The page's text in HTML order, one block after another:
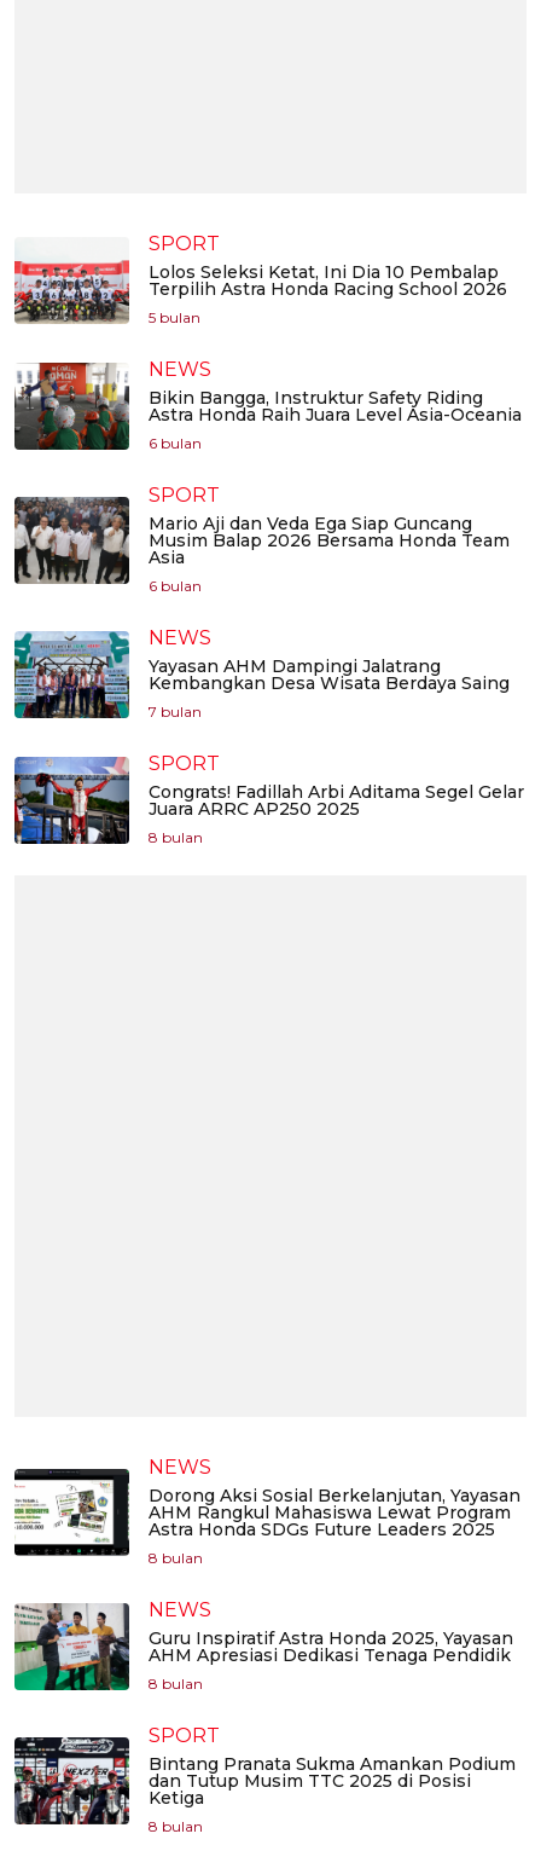
SPORT
Lolos Seleksi Ketat, Ini Dia 10 Pembalap
Terpilih Astra Honda Racing School 2026
5 bulan
NEWS
Bikin Bangga, Instruktur Safety Riding
Astra Honda Raih Juara Level Asia-Oceania
6 bulan
SPORT
Mario Aji dan Veda Ega Siap Guncang
Musim Balap 2026 Bersama Honda Team
Asia
6 bulan
NEWS
Yayasan AHM Dampingi Jalatrang
Kembangkan Desa Wisata Berdaya Saing
7 bulan
SPORT
Congrats! Fadillah Arbi Aditama Segel Gelar
Juara ARRC AP250 2025
8 bulan
NEWS
Dorong Aksi Sosial Berkelanjutan, Yayasan
AHM Rangkul Mahasiswa Lewat Program
Astra Honda SDGs Future Leaders 2025
8 bulan
NEWS
Guru Inspiratif Astra Honda 2025, Yayasan
AHM Apresiasi Dedikasi Tenaga Pendidik
8 bulan
SPORT
Bintang Pranata Sukma Amankan Podium
dan Tutup Musim TTC 2025 di Posisi
Ketiga
8 bulan